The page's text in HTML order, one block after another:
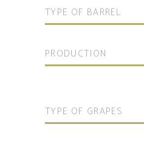
TYPE OF BARREL
PRODUCTION
TYPE OF GRAPES